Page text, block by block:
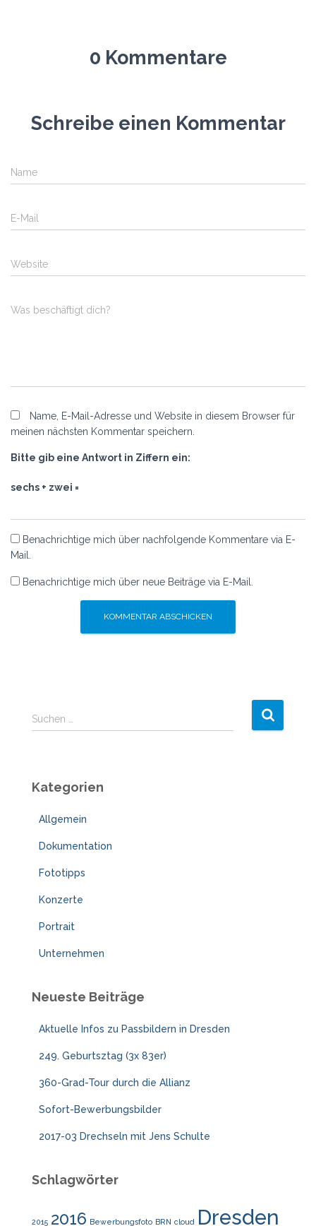
0 Kommentare
Schreibe einen Kommentar
Name
E-Mail
Website
Was beschäftigt dich?
Name, E-Mail-Adresse und Website in diesem Browser für
meinen nächsten Kommentar speichern.
Bitte gib eine Antwort in Ziffern ein:
sechs + zwei =
Benachrichtige mich über nachfolgende Kommentare via E-
Mail.
Benachrichtige mich über neue Beiträge via E-Mail.
S
u
n
Suchen …
Kategorien
Allgemein
Dokumentation
Fototipps
Konzerte
Portrait
Unternehmen
Neueste Beiträge
Aktuelle Infos zu Passbildern in Dresden
249. Geburtsztag (3x 83er)
360-Grad-Tour durch die Allianz
Sofort-Bewerbungsbilder
2017-03 Drechseln mit Jens Schulte
Schlagwörter
2015 2016 Bewerbungsfoto BRN cloud Dresden